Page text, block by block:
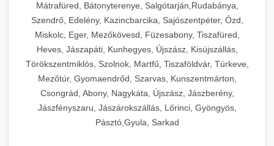
Mátrafüred, Bátonyterenye, Salgótarján,Rudabánya,
Szendrő, Edelény, Kazincbarcika, Sajószentpéter, Ózd,
Miskolc, Eger, Mezőkövesd, Füzesabony, Tiszafüred,
Heves, Jászapáti, Kunhegyes, Újszász, Kisújszállás,
Törökszentmiklós, Szolnok, Martfű, Tiszaföldvár, Túrkeve,
Mezőtúr, Gyomaendrőd, Szarvas, Kunszentmárton,
Csongrád, Abony, Nagykáta, Újszász, Jászberény,
Jászfényszaru, Jászárokszállás, Lőrinci, Gyöngyös,
Pásztó,Gyula, Sarkad